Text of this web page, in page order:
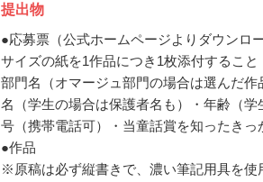
提出物
●応募票（公式ホームページよりダウンロ
サイズの紙を1作品につき1枚添付すること
部門名（オマージュ部門の場合は選んだ
名（学生の場合は保護者名も）・年齢（
号（携帯電話可）・当童話賞を知ったきっ
●作品
※原稿は必ず縦書きで、濃い筆記用具を使